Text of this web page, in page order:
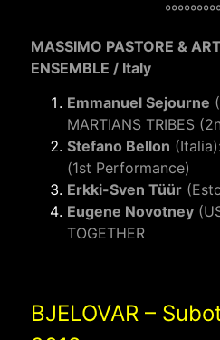
MASSIMO PASTORE &
ENSEMBLE / Italy
Emmanuel Sejourne
MARTIANS TRIBES
Stefano Bellon
(1st Performance)
Erkki-Sven Tüür
Eugene Novotney
TOGETHER
BJELOVAR –